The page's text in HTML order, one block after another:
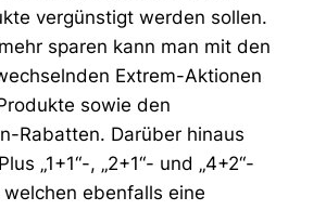
vergünstigt werden sollen.
sparen kann man mit den
Extrem-Aktionen
sowie den
Rabatten. Darüber hinaus
„1+1“-, „2+1“- und „4+2“-
ebenfalls eine